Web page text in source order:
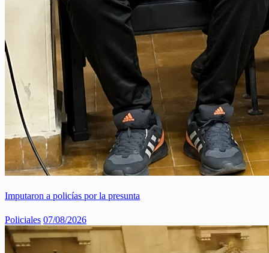
Imputaron a policías por la presunta
Policiales 07/08/2026